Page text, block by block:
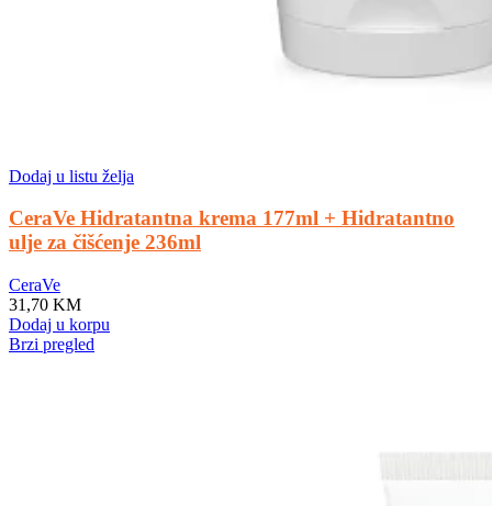
Dodaj u listu želja
CeraVe Hidratantna krema 177ml + Hidratantno
ulje za čišćenje 236ml
CeraVe
31,70 KM
Dodaj u korpu
Brzi pregled